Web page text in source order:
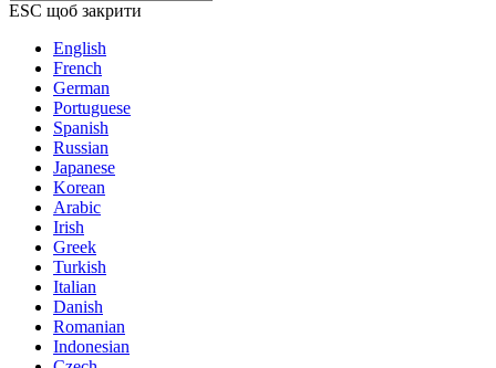
ESC щоб закрити
English
French
German
Portuguese
Spanish
Russian
Japanese
Korean
Arabic
Irish
Greek
Turkish
Italian
Danish
Romanian
Indonesian